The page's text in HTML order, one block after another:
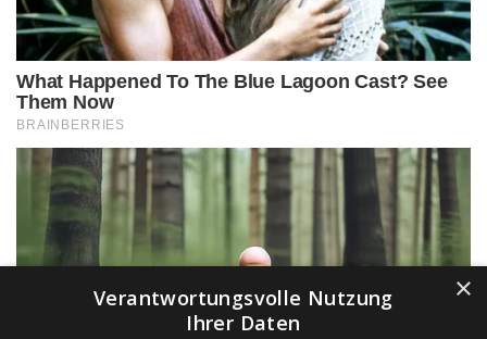
×
Verantwortungsvolle Nutzung
Ihrer Daten